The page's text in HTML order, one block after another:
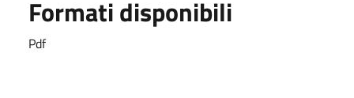
Formati disponibili
Pdf